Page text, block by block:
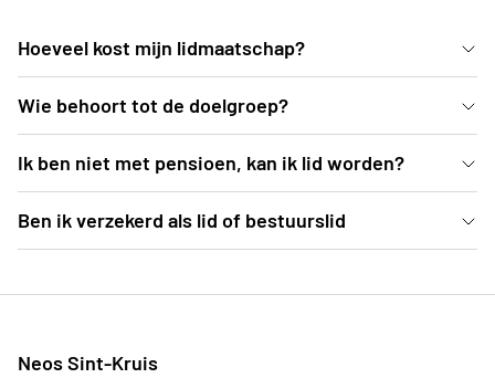
Hoeveel kost mijn lidmaatschap?
Voor het werkjaar 2024-25 is dit 35,00 EUR
Wie behoort tot de doelgroep?
Actieve senioren
Ik ben niet met pensioen, kan ik lid worden?
Wie zijn pensioen nadert, kan ook al proeven van de
activiteiten van Neos.
Ben ik verzekerd als lid of bestuurslid
Neos Sint-Kruis